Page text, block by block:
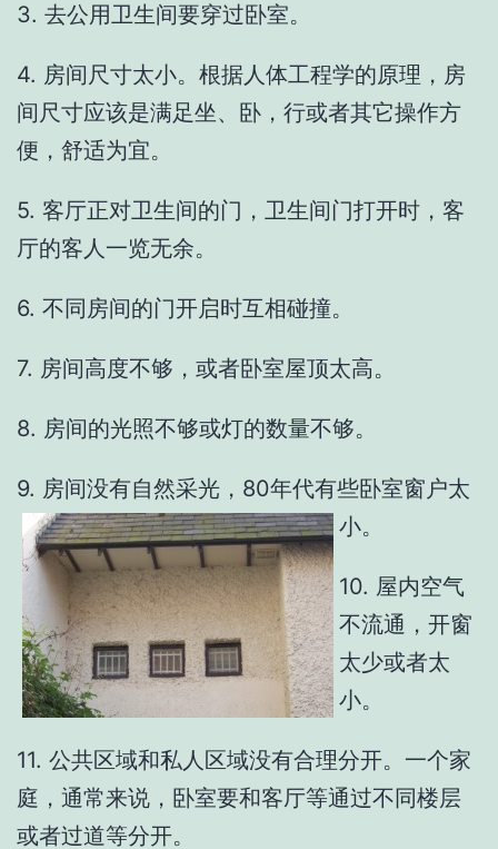
3. 去公用卫生间要穿过卧室。
4. 房间尺寸太小。根据人体工程学的原理，房
间尺寸应该是满足坐、卧，行或者其它操作方
便，舒适为宜。
5. 客厅正对卫生间的门，卫生间门打开时，客
厅的客人一览无余。
6. 不同房间的门开启时互相碰撞。
7. 房间高度不够，或者卧室屋顶太高。
8. 房间的光照不够或灯的数量不够。
9. 房间没有自然采光，80年代有些卧室窗户太
小。
10. 屋内空气
不流通，开窗
太少或者太
小。
11. 公共区域和私人区域没有合理分开。一个家
庭，通常来说，卧室要和客厅等通过不同楼层
或者过道等分开。